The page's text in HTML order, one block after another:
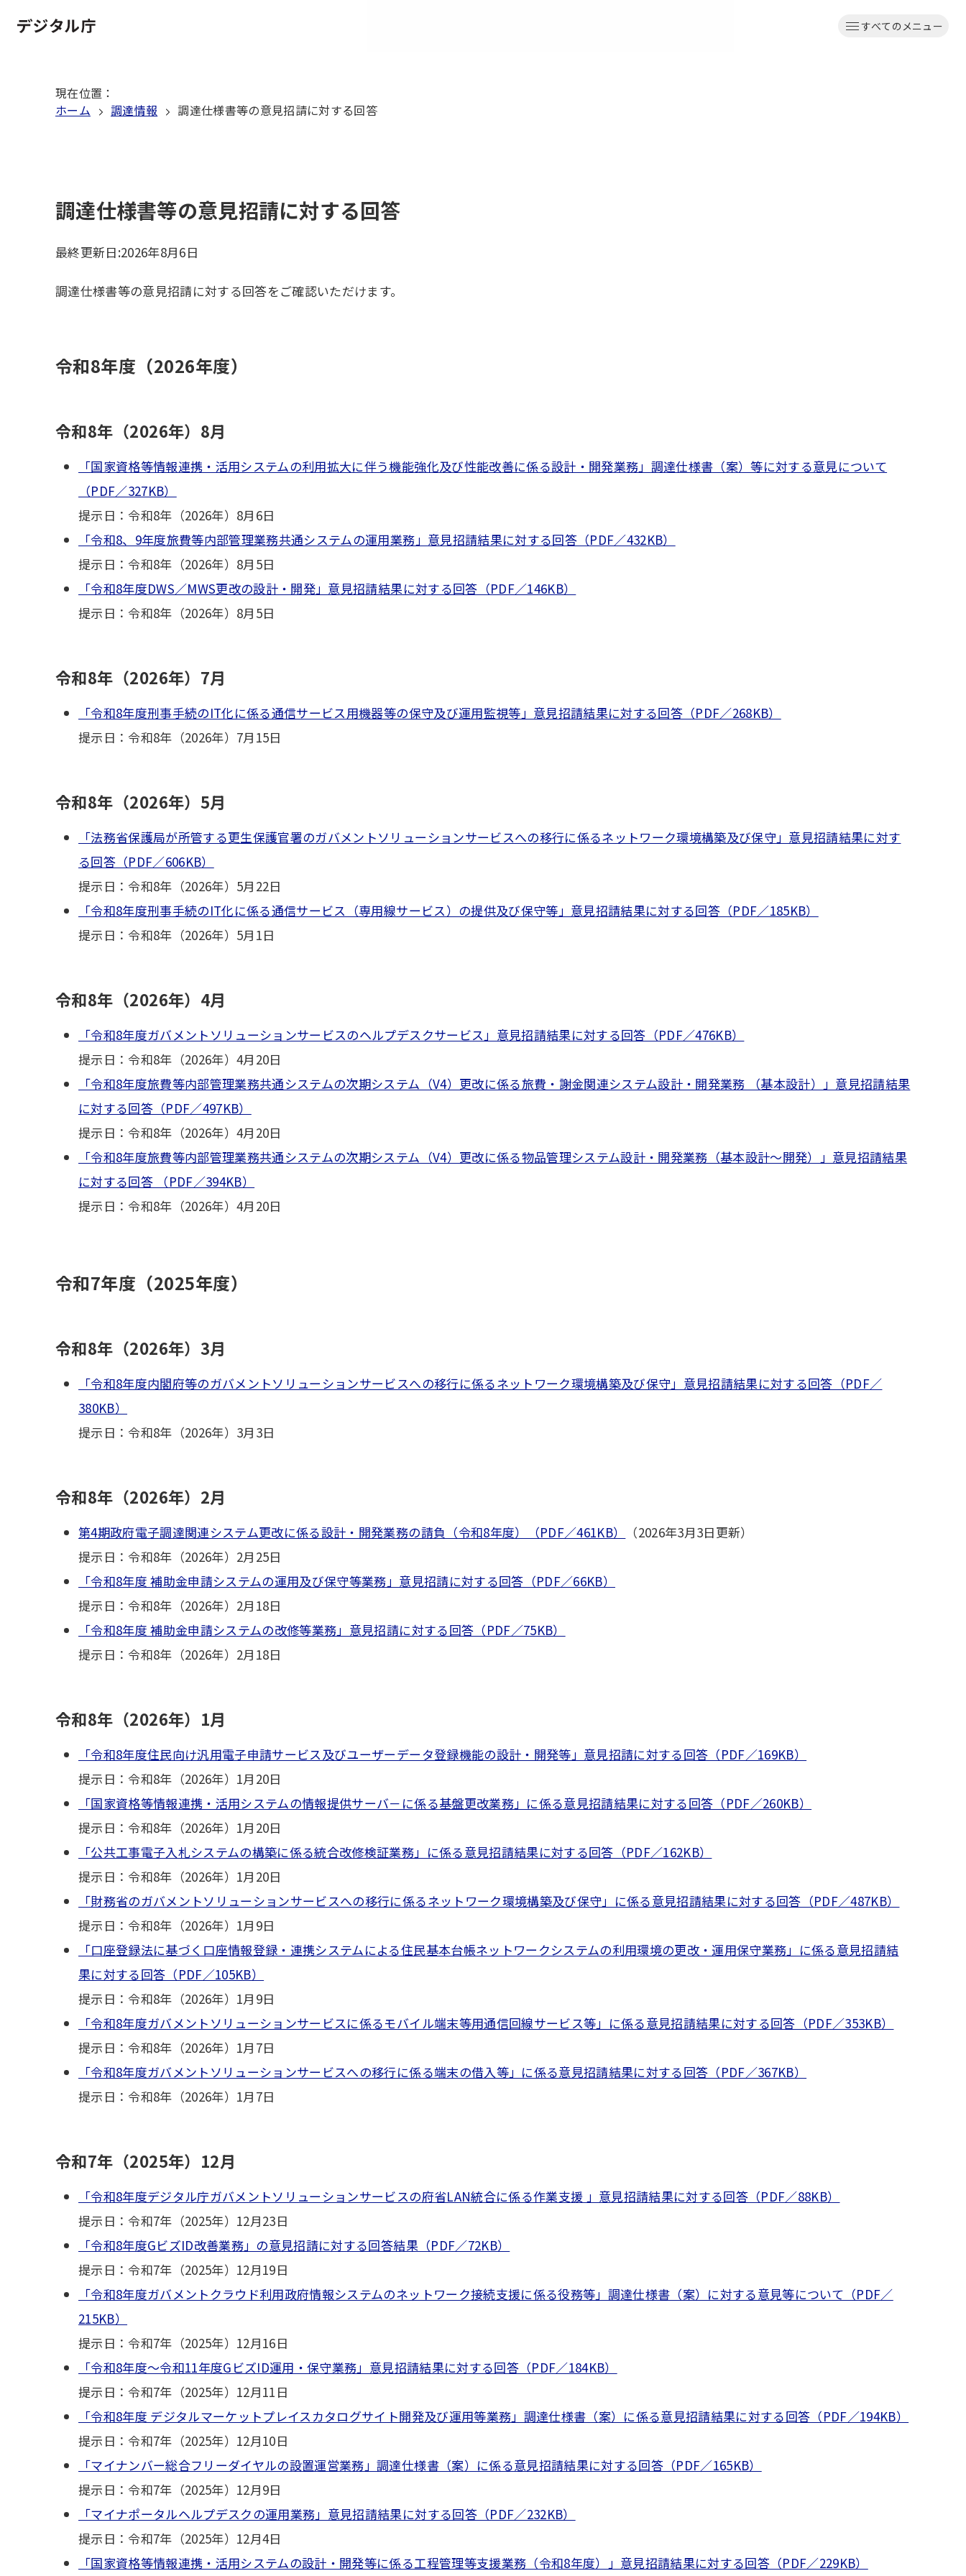
文
すべてのメニュー
現在位置 ：
ホーム
調達情報 調達仕様書等の意見招請に対する回答
調達仕様書等の意見招請に対する回答
最終更新日:2026年8月6日
調達仕様書等の意見招請に対する回答をご確認いただけます。
令和8年度（2026年度）
令和8年（2026年）8月
「国家資格等情報連携・活用システムの利用拡大に伴う機能強化及び性能改善に係る設計・開発業務」調達仕様書（案）等に対する意見について
（PDF／327KB）
提示日：令和8年（2026年）8月6日
「令和8、9年度旅費等内部管理業務共通システムの運用業務」意見招請結果に対する回答（PDF／432KB）
提示日：令和8年（2026年）8月5日
「令和8年度DWS／MWS更改の設計・開発」意見招請結果に対する回答（PDF／146KB）
提示日：令和8年（2026年）8月5日
令和8年（2026年）7月
「令和8年度刑事手続のIT化に係る通信サービス用機器等の保守及び運用監視等」意見招請結果に対する回答（PDF／268KB）
提示日：令和8年（2026年）7月15日
令和8年（2026年）5月
「法務省保護局が所管する更生保護官署のガバメントソリューションサービスへの移行に係るネットワーク環境構築及び保守」意見招請結果に対す
る回答（PDF／606KB）
提示日：令和8年（2026年）5月22日
「令和8年度刑事手続のIT化に係る通信サービス（専用線サービス）の提供及び保守等」意見招請結果に対する回答（PDF／185KB）
提示日：令和8年（2026年）5月1日
令和8年（2026年）4月
「令和8年度ガバメントソリューションサービスのヘルプデスクサービス」意見招請結果に対する回答（PDF／476KB）
提示日：令和8年（2026年）4月20日
「令和8年度旅費等内部管理業務共通システムの次期システム（V4）更改に係る旅費・謝金関連システム設計・開発業務 （基本設計）」意見招請結果
に対する回答（PDF／497KB）
提示日：令和8年（2026年）4月20日
「令和8年度旅費等内部管理業務共通システムの次期システム（V4）更改に係る物品管理システム設計・開発業務（基本設計～開発）」意見招請結果
に対する回答 （PDF／394KB）
提示日：令和8年（2026年）4月20日
令和7年度（2025年度）
令和8年（2026年）3月
「令和8年度内閣府等のガバメントソリューションサービスへの移行に係るネットワーク環境構築及び保守」意見招請結果に対する回答（PDF／
380KB）
提示日：令和8年（2026年）3月3日
令和8年（2026年）2月
第4期政府電子調達関連システム更改に係る設計・開発業務の請負（令和8年度）（PDF／461KB）
（2026年3月3日更新）
提示日：令和8年（2026年）2月25日
「令和8年度 補助金申請システムの運用及び保守等業務」意見招請に対する回答（PDF／66KB）
提示日：令和8年（2026年）2月18日
「令和8年度 補助金申請システムの改修等業務」意見招請に対する回答（PDF／75KB）
提示日：令和8年（2026年）2月18日
令和8年（2026年）1月
「令和8年度住民向け汎用電子申請サービス及びユーザーデータ登録機能の設計・開発等」意見招請に対する回答（PDF／169KB）
提示日：令和8年（2026年）1月20日
「国家資格等情報連携・活用システムの情報提供サーバ－に係る基盤更改業務」に係る意見招請結果に対する回答（PDF／260KB）
提示日：令和8年（2026年）1月20日
「公共工事電子入札システムの構築に係る統合改修検証業務」に係る意見招請結果に対する回答（PDF／162KB）
提示日：令和8年（2026年）1月20日
「財務省のガバメントソリューションサービスへの移行に係るネットワーク環境構築及び保守」に係る意見招請結果に対する回答（PDF／487KB）
提示日：令和8年（2026年）1月9日
「口座登録法に基づく口座情報登録・連携システムによる住民基本台帳ネットワークシステムの利用環境の更改・運用保守業務」に係る意見招請結
果に対する回答（PDF／105KB）
提示日：令和8年（2026年）1月9日
「令和8年度ガバメントソリューションサービスに係るモバイル端末等用通信回線サービス等」に係る意見招請結果に対する回答（PDF／353KB）
提示日：令和8年（2026年）1月7日
「令和8年度ガバメントソリューションサービスへの移行に係る端末の借入等」に係る意見招請結果に対する回答（PDF／367KB）
提示日：令和8年（2026年）1月7日
令和7年（2025年）12月
「令和8年度デジタル庁ガバメントソリューションサービスの府省LAN統合に係る作業支援 」意見招請結果に対する回答（PDF／88KB）
提示日：令和7年（2025年）12月23日
「令和8年度GビズID改善業務」の意見招請に対する回答結果（PDF／72KB）
提示日：令和7年（2025年）12月19日
「令和8年度ガバメントクラウド利用政府情報システムのネットワーク接続支援に係る役務等」調達仕様書（案）に対する意見等について（PDF／
215KB）
提示日：令和7年（2025年）12月16日
「令和8年度～令和11年度GビズID運用・保守業務」意見招請結果に対する回答（PDF／184KB）
提示日：令和7年（2025年）12月11日
「令和8年度 デジタルマーケットプレイスカタログサイト開発及び運用等業務」調達仕様書（案）に係る意見招請結果に対する回答（PDF／194KB）
提示日：令和7年（2025年）12月10日
「マイナンバー総合フリーダイヤルの設置運営業務」調達仕様書（案）に係る意見招請結果に対する回答（PDF／165KB）
提示日：令和7年（2025年）12月9日
「マイナポータルヘルプデスクの運用業務」意見招請結果に対する回答（PDF／232KB）
提示日：令和7年（2025年）12月4日
「国家資格等情報連携・活用システムの設計・開発等に係る工程管理等支援業務（令和8年度）」意見招請結果に対する回答（PDF／229KB）